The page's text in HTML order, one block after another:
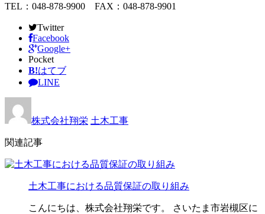
TEL：048-878-9900 FAX：048-878-9901
Twitter
Facebook
Google+
Pocket
B!はてブ
LINE
株式会社翔栄 土木工事
関連記事
土木工事における品質保証の取り組み
こんにちは、株式会社翔栄です。 さいたま市岩槻区に